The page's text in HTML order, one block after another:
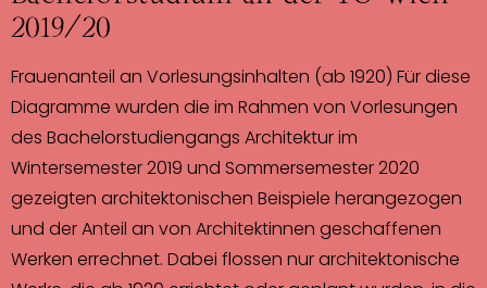
2019/20
Frauenanteil an Vorlesungsinhalten (ab 1920) Für diese
Diagramme wurden die im Rahmen von Vorlesungen
des Bachelorstudiengangs Architektur im
Wintersemester 2019 und Sommersemester 2020
gezeigten architektonischen Beispiele herangezogen
und der Anteil an von Architektinnen geschaffenen
Werken errechnet. Dabei flossen nur architektonische